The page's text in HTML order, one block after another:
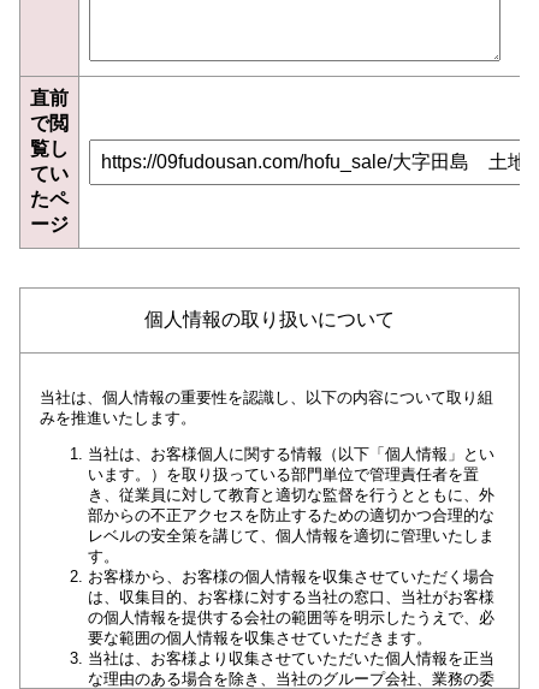
直前
で閲
覧し
てい
たペ
ージ
個人情報の取り扱いについて
当社は、個人情報の重要性を認識し、以下の内容について取り組
みを推進いたします。
当社は、お客様個人に関する情報（以下「個人情報」とい
います。）を取り扱っている部門単位で管理責任者を置
き、従業員に対して教育と適切な監督を行うとともに、外
部からの不正アクセスを防止するための適切かつ合理的な
レベルの安全策を講じて、個人情報を適切に管理いたしま
す。
お客様から、お客様の個人情報を収集させていただく場合
は、収集目的、お客様に対する当社の窓口、当社がお客様
の個人情報を提供する会社の範囲等を明示したうえで、必
要な範囲の個人情報を収集させていただきます。
当社は、お客様より収集させていただいた個人情報を正当
な理由のある場合を除き、当社のグループ会社、業務の委